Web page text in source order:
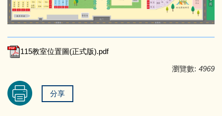
115教室位置圖(正式版).pdf
瀏覽數: 4969
分享